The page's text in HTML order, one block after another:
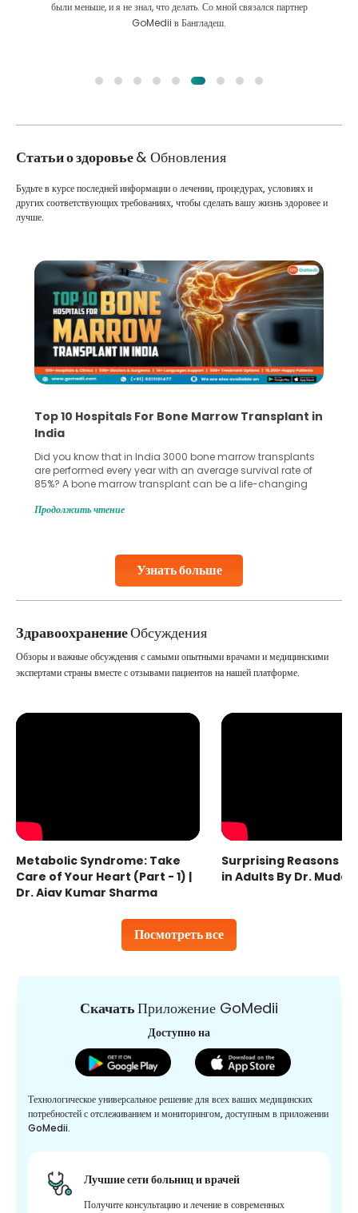
были меньше, и я не знал, что делать. Со мной связался партнер
GoMedii в Бангладеш.
Статьи о здоровье& Обновления
Узнать больше
Будьте в курсе последней информации о лечении, процедурах, условиях и
других соответствующих требованиях, чтобы сделать вашу жизнь здоровее и
лучше.
Top 10 Hospitals For Bone Marrow Transplant in
India
Did you know that in India 3000 bone marrow transplants
are performed every year with an average survival rate of
85%? A bone marrow transplant can be a life-changing
make all the difference. India has some of the world’s
Продолжить чтение
ЗдравоохранениеОбсуждения
Посмотреть все
Обзоры и важные обсуждения с самыми опытными врачами и медицинскими
экспертами страны вместе с отзывами пациентов на нашей платформе.
Metabolic Syndrome: Take
Care of Your Heart (Part - 1) |
Dr. Ajay Kumar Sharma
Surprising Reasons
in Adults By Dr.
СкачатьПриложение GoMedii
Доступно на
Технологическое универсальное решение для всех ваших медицинских
потребностей с отслеживанием и мониторингом, доступным в приложении
GoMedii.
Лучшие сети больниц и врачей
Получите консультацию и лечение в современных